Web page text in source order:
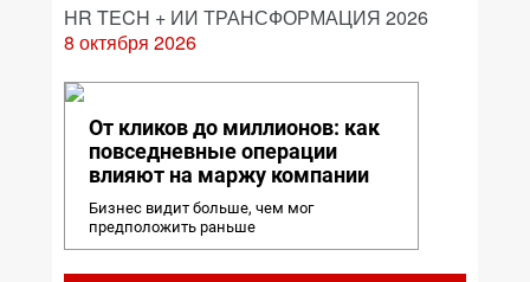
HR TECH + ИИ ТРАНСФОРМАЦИЯ 2026
8 октября 2026
От кликов до миллионов: как
повседневные операции
влияют на маржу компании
Бизнес видит больше, чем мог
предположить раньше